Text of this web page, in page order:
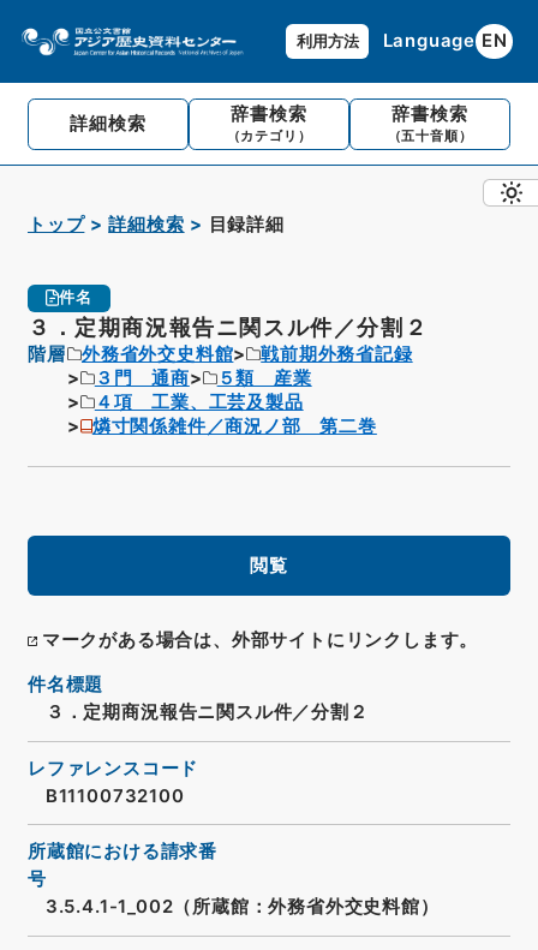
利用方法 Language EN
詳細検索 辞書検索
（カテゴリ）
辞書検索
（五十音順）
トップ 詳細検索 目録詳細
件名
３．定期商況報告ニ関スル件／分割２
階層 外務省外交史料館
戦前期外務省記録
３門 通商
５類 産業
４項 工業、工芸及製品
燐寸関係雑件／商況ノ部 第二巻
閲覧
マークがある場合は、外部サイトにリンクします。
件名標題
３．定期商況報告ニ関スル件／分割２
レファレンスコード
B11100732100
所蔵館における請求番
号
3.5.4.1-1_002（所蔵館：外務省外交史料館）